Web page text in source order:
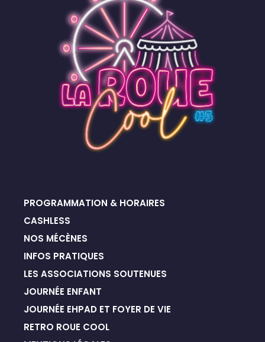
PROGRAMMATION & HORAIRES
CASHLESS
NOS MÉCÈNES
INFOS PRATIQUES
LES ASSOCIATIONS SOUTENUES
JOURNÉE ENFANT
JOURNÉE EHPAD ET FOYER DE VIE
RETRO ROUE COOL